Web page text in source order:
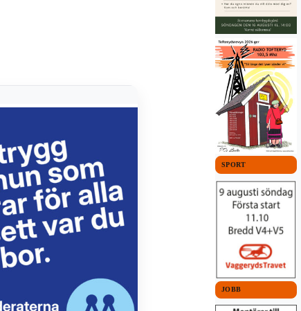
SPORT
JOBB